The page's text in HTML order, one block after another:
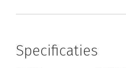
Specificaties